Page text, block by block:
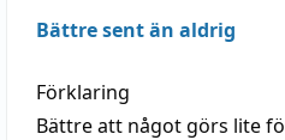
Bättre sent än aldrig
Förklaring
Bättre att något görs lite